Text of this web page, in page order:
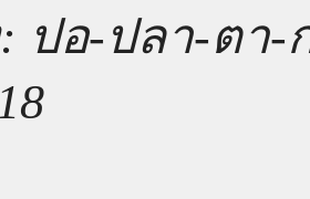
ปอ-ปลา-ตา-